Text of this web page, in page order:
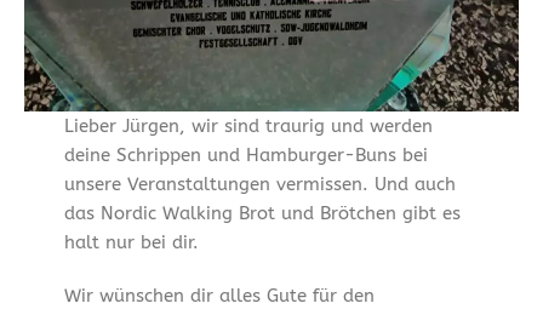
Lieber Jürgen, wir sind traurig und werden
deine Schrippen und Hamburger-Buns bei
unsere Veranstaltungen vermissen. Und auch
das Nordic Walking Brot und Brötchen gibt es
halt nur bei dir.
Wir wünschen dir alles Gute für den